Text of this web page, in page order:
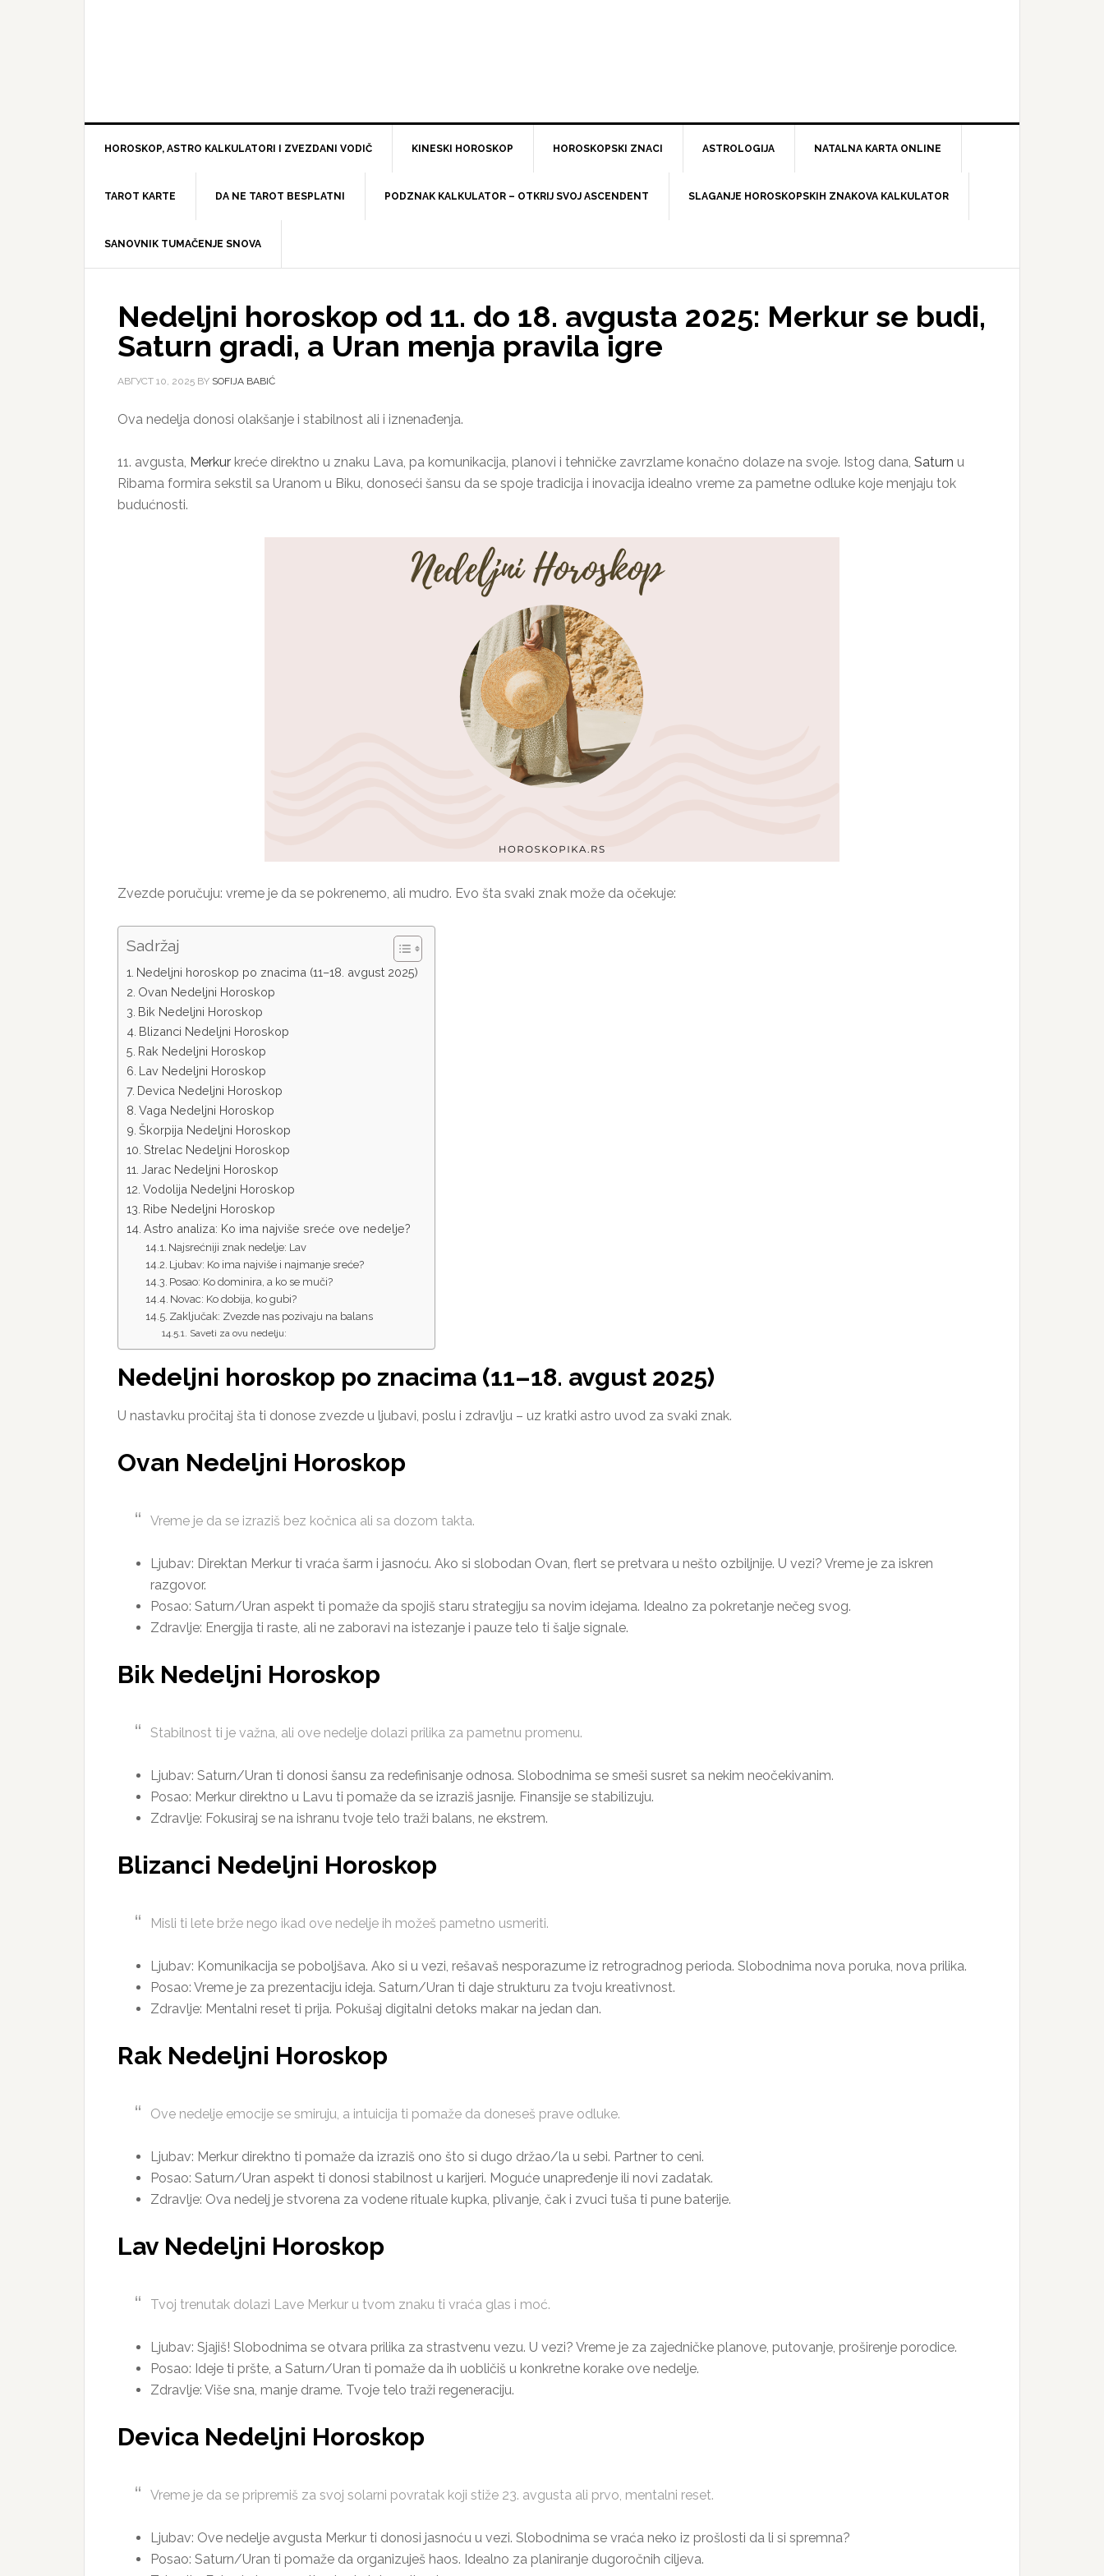
HOROSKOP, ASTRO KALKULATORI I ZVEZDANI VODIČ KINESKI HOROSKOP HOROSKOPSKI ZNACI ASTROLOGIJA NATALNA KARTA ONLINE
TAROT KARTE DA NE TAROT BESPLATNI PODZNAK KALKULATOR – OTKRIJ SVOJ ASCENDENT SLAGANJE HOROSKOPSKIH ZNAKOVA KALKULATOR
SANOVNIK TUMAČENJE SNOVA
Nedeljni horoskop od 11. do 18. avgusta 2025: Merkur se budi,
Saturn gradi, a Uran menja pravila igre
АВГУСТ 10, 2025 BY SOFIJA BABIĆ
Ova nedelja donosi olakšanje i stabilnost ali i iznenađenja.
11. avgusta, Merkur kreće direktno u znaku Lava, pa komunikacija, planovi i tehničke zavrzlame konačno dolaze na svoje. Istog dana, Saturn u
Ribama formira sekstil sa Uranom u Biku, donoseći šansu da se spoje tradicija i inovacija idealno vreme za pametne odluke koje menjaju tok
budućnosti.
Zvezde poručuju: vreme je da se pokrenemo, ali mudro. Evo šta svaki znak može da očekuje:
Sadržaj
Nedeljni horoskop po znacima (11–18. avgust 2025)
Ovan Nedeljni Horoskop
Bik Nedeljni Horoskop
Blizanci Nedeljni Horoskop
Rak Nedeljni Horoskop
Lav Nedeljni Horoskop
Devica Nedeljni Horoskop
Vaga Nedeljni Horoskop
Škorpija Nedeljni Horoskop
Strelac Nedeljni Horoskop
Jarac Nedeljni Horoskop
Vodolija Nedeljni Horoskop
Ribe Nedeljni Horoskop
Astro analiza: Ko ima najviše sreće ove nedelje?
Najsrećniji znak nedelje: Lav
Ljubav: Ko ima najviše i najmanje sreće?
Posao: Ko dominira, a ko se muči?
Novac: Ko dobija, ko gubi?
Zaključak: Zvezde nas pozivaju na balans
Saveti za ovu nedelju:
Nedeljni horoskop po znacima (11–18. avgust 2025)
U nastavku pročitaj šta ti donose zvezde u ljubavi, poslu i zdravlju – uz kratki astro uvod za svaki znak.
Ovan Nedeljni Horoskop
Vreme je da se izraziš bez kočnica ali sa dozom takta.
Ljubav: Direktan Merkur ti vraća šarm i jasnoću. Ako si slobodan Ovan, flert se pretvara u nešto ozbiljnije. U vezi? Vreme je za iskren
razgovor.
Posao: Saturn/Uran aspekt ti pomaže da spojiš staru strategiju sa novim idejama. Idealno za pokretanje nečeg svog.
Zdravlje: Energija ti raste, ali ne zaboravi na istezanje i pauze telo ti šalje signale.
Bik Nedeljni Horoskop
Stabilnost ti je važna, ali ove nedelje dolazi prilika za pametnu promenu.
Ljubav: Saturn/Uran ti donosi šansu za redefinisanje odnosa. Slobodnima se smeši susret sa nekim neočekivanim.
Posao: Merkur direktno u Lavu ti pomaže da se izraziš jasnije. Finansije se stabilizuju.
Zdravlje: Fokusiraj se na ishranu tvoje telo traži balans, ne ekstrem.
Blizanci Nedeljni Horoskop
Misli ti lete brže nego ikad ove nedelje ih možeš pametno usmeriti.
Ljubav: Komunikacija se poboljšava. Ako si u vezi, rešavaš nesporazume iz retrogradnog perioda. Slobodnima nova poruka, nova prilika.
Posao: Vreme je za prezentaciju ideja. Saturn/Uran ti daje strukturu za tvoju kreativnost.
Zdravlje: Mentalni reset ti prija. Pokušaj digitalni detoks makar na jedan dan.
Rak Nedeljni Horoskop
Ove nedelje emocije se smiruju, a intuicija ti pomaže da doneseš prave odluke.
Ljubav: Merkur direktno ti pomaže da izraziš ono što si dugo držao/la u sebi. Partner to ceni.
Posao: Saturn/Uran aspekt ti donosi stabilnost u karijeri. Moguće unapređenje ili novi zadatak.
Zdravlje: Ova nedelj je stvorena za vodene rituale kupka, plivanje, čak i zvuci tuša ti pune baterije.
Lav Nedeljni Horoskop
Tvoj trenutak dolazi Lave Merkur u tvom znaku ti vraća glas i moć.
Ljubav: Sjajiš! Slobodnima se otvara prilika za strastvenu vezu. U vezi? Vreme je za zajedničke planove, putovanje, proširenje porodice.
Posao: Ideje ti pršte, a Saturn/Uran ti pomaže da ih uobličiš u konkretne korake ove nedelje.
Zdravlje: Više sna, manje drame. Tvoje telo traži regeneraciju.
Devica Nedeljni Horoskop
Vreme je da se pripremiš za svoj solarni povratak koji stiže 23. avgusta ali prvo, mentalni reset.
Ljubav: Ove nedelje avgusta Merkur ti donosi jasnoću u vezi. Slobodnima se vraća neko iz prošlosti da li si spremna?
Posao: Saturn/Uran ti pomaže da organizuješ haos. Idealno za planiranje dugoročnih ciljeva.